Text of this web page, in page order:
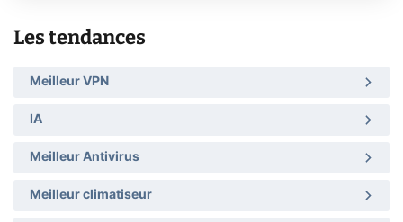
Les tendances
Meilleur VPN
IA
Meilleur Antivirus
Meilleur climatiseur